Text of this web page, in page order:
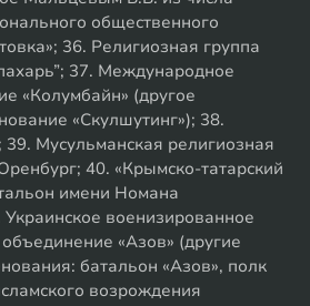
общественного
36. Религиозная группа
37. Международное
«Колумбайн» (другое
«Скулшутинг»); 38.
Мусульманская религиозная
40. «Крымско-татарский
имени Номана
военизированное
«Азов» (другие
батальон «Азов», полк
возрождения